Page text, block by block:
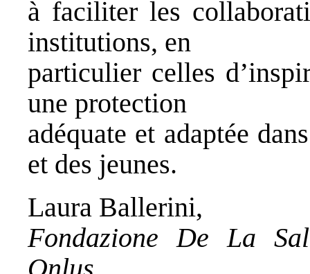
à faciliter les
institutions, en
particulier celles
une protection
adéquate et adaptée
et des jeunes.
Laura Ballerini,
Fondazione De La